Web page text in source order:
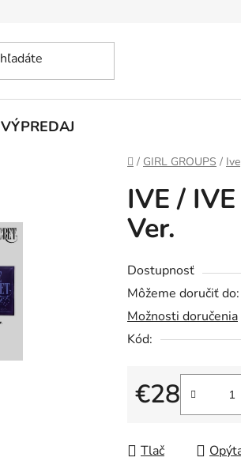
VÝPREDAJ
Domov
/ GIRL GROUPS / Ive
IVE /
Ver.
Dostupnosť
Môžeme doručiť do:
Možnosti doručenia
Kód:
€28
Jednotková cena:
Tlač